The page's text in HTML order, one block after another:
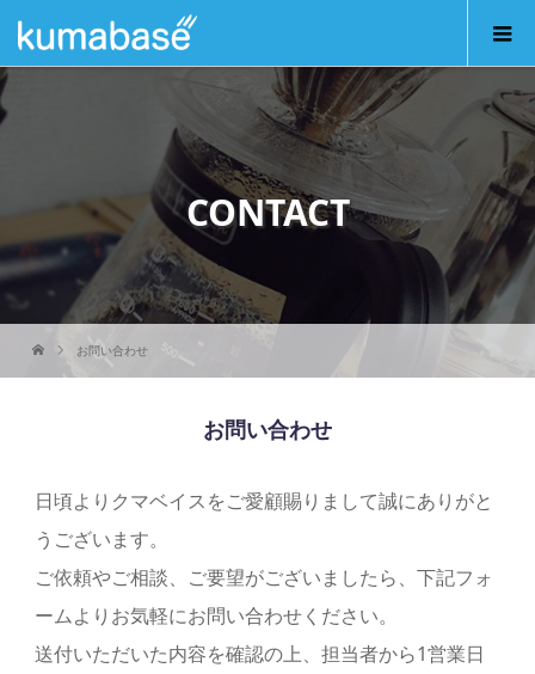
CONTACT
お問い合わせ
お問い合わせ
日頃よりクマベイスをご愛顧賜りまして誠にありがと
うございます。
ご依頼やご相談、ご要望がございましたら、下記フォ
ームよりお気軽にお問い合わせください。
送付いただいた内容を確認の上、担当者から1営業日